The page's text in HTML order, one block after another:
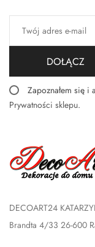
DOŁĄCZ
Zapoznałem się i
Prywatności sklepu.
DECOART24
Brandta 4/33 26-600